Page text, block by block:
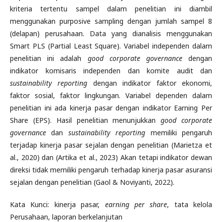
kriteria tertentu sampel dalam penelitian ini diambil
menggunakan purposive sampling dengan jumlah sampel 8
(delapan) perusahaan. Data yang dianalisis menggunakan
Smart PLS (Partial Least Square). Variabel independen dalam
penelitian ini adalah good corporate governance dengan
indikator komisaris independen dan komite audit dan
sustainability reporting dengan indikator faktor ekonomi,
faktor sosial, faktor lingkungan. Variabel dependen dalam
penelitian ini ada kinerja pasar dengan indikator Earning Per
Share (EPS). Hasil penelitian menunjukkangood corporate
governancedan sustainability reporting memiliki pengaruh
terjadap kinerja pasar sejalan dengan penelitian (Marietza et
al., 2020) dan (Artika et al., 2023) Akan tetapi indikator dewan
direksi tidak memiliki pengaruh terhadap kinerja pasar asuransi
sejalan dengan penelitian (Gaol & Noviyanti, 2022).
Kata Kunci: kinerja pasar, earning per share, tata kelola
Perusahaan, laporan berkelanjutan